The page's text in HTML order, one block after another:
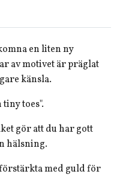
en liten ny
av motivet är präglat
känsla.
toes".
gör att du har gott
hälsning.
med guld för